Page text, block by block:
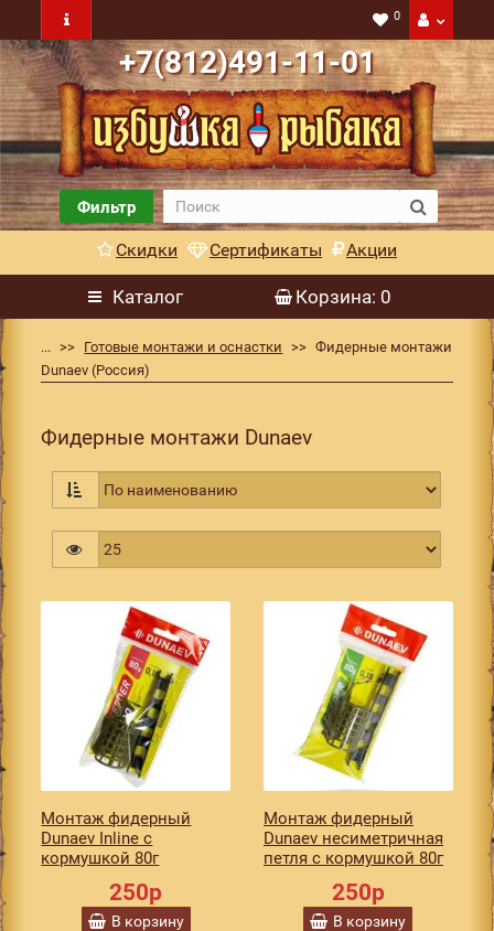
0
+7(812)491-11-01
Фильтр
Скидки Сертификаты Акции
Каталог Корзина: 0
... Готовые монтажи и оснастки
Фидерные монтажи
Dunaev (Россия)
Фидерные монтажи Dunaev
Монтаж фидерный
Dunaev Inline с
кормушкой 80г
250р
В корзину
Монтаж фидерный
Dunaev несиметричная
петля с кормушкой 80г
250р
В корзину